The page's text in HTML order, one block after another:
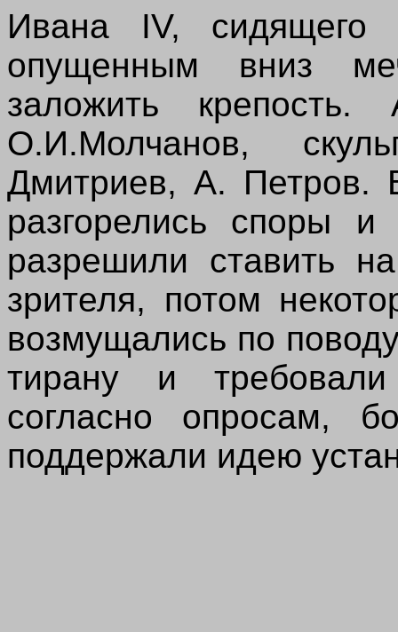
Ивана IV, сидящего
опущенным вниз
заложить крепость.
О.И.Молчанов,
Дмитриев, А. Петров.
разгорелись споры
разрешили ставить
зрителя, потом
возмущались по
тирану и
согласно опросам,
поддержали идею